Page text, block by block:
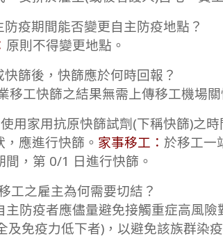
疫期間能否變更自主防疫地點？
原則不得變更地點。
篩後，快篩應於何時回報？
移工快篩之結果無需上傳移工機場關
用家用抗原快篩試劑(下稱快篩)之時
應進行快篩。 家事移工： 於移工一
間，第 0/1 日進行快篩。
工之雇主為何需要切結？
主防疫者應儘量避免接觸重症高風險
免疫力低下者)，以避免該族群染